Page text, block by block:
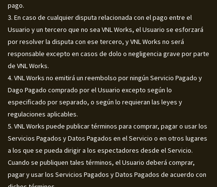
pago.
3. En caso de cualquier disputa relacionada con el pago entre el
Usuario y un tercero que no sea VNL Works, el Usuario se esforzará
por resolver la disputa con ese tercero, y VNL Works no será
responsable excepto en casos de dolo o negligencia grave por parte
de VNL Works.
4. VNL Works no emitirá un reembolso por ningún Servicio Pagado y
Dago Pagado comprado por el Usuario excepto según lo
especificado por separado, o según lo requieran las leyes y
regulaciones aplicables.
5. VNL Works puede publicar términos para comprar, pagar o usar los
Servicios Pagados y Datos Pagados en el Servicio o en otros lugares
a los que se pueda dirigir a los espectadores desde el Servicio.
Cuando se publiquen tales términos, el Usuario deberá comprar,
pagar y usar los Servicios Pagados y Datos Pagados de acuerdo con